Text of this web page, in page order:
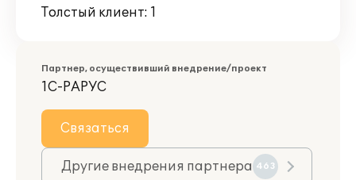
Толстый клиент: 1
Партнер, осуществивший внедрение/проект
1С-РАРУС
Связаться
Другие внедрения партнера 463